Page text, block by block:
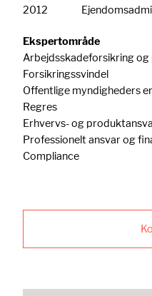
2012
Ekspertområde
Arbejdsskadeforsikring og
Forsikringssvindel
Offentlige myndigheders
Regres
Erhvervs- og
Professionelt ansvar og
Compliance